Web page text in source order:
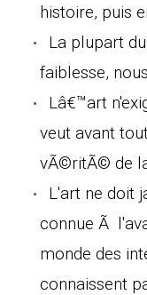
histoire, puis
La plupart
faiblesse,
Lâ€™art
veut avant
vÃ©ritÃ© de
L'art ne doit
connue Ã
monde des
connaissent